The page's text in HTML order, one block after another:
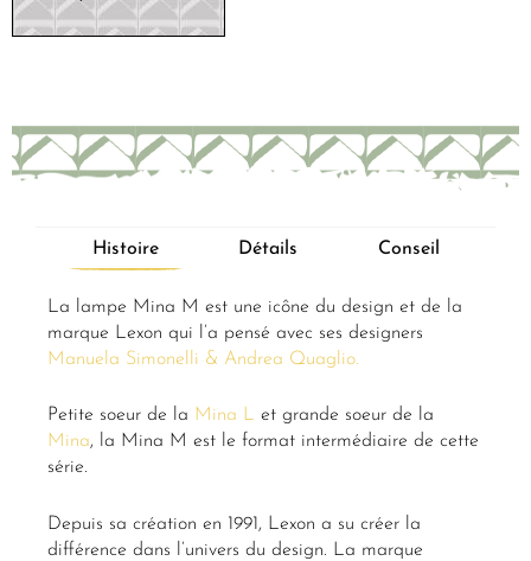
Histoire Détails Conseil
La lampe Mina M est une icône du design et de la
marque Lexon qui l’a pensé avec ses designers
Manuela Simonelli & Andrea Quaglio.
Petite soeur de la Mina L et grande soeur de la
Mina, la Mina M est le format intermédiaire de cette
série.
Depuis sa création en 1991, Lexon a su créer la
différence dans l’univers du design. La marque